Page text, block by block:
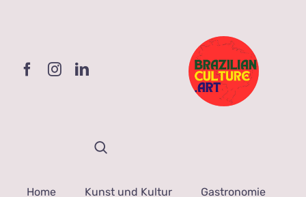
Home Kunst und Kultur
Gastronomie